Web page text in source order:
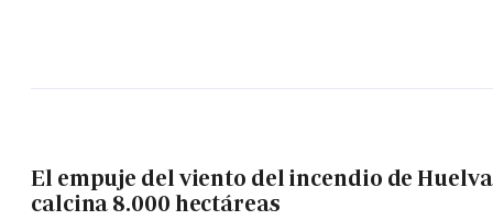
El empuje del viento del incendio de Huelva
calcina 8.000 hectáreas